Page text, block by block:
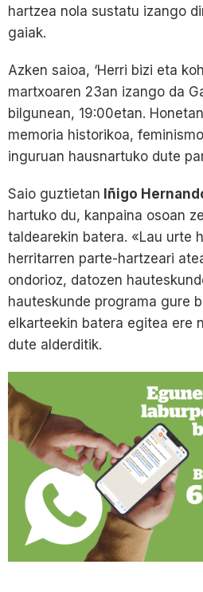
hartzea nola sustatu izango
gaiak.
Azken saioa, ‘Herri bizi eta
martxoaren 23an izango da
bilgunean, 19:00etan.
memoria historikoa,
inguruan hausnartuko dute
Saio guztietan Iñigo
hartuko du, kanpaina osoan
taldearekin batera. «Lau urte
herritarren parte-hartzeari
ondorioz, datozen
hauteskunde programa gure
elkarteekin batera egitea ere
dute alderditik.